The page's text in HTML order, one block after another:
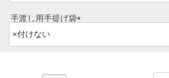
手渡し用手提げ袋
必